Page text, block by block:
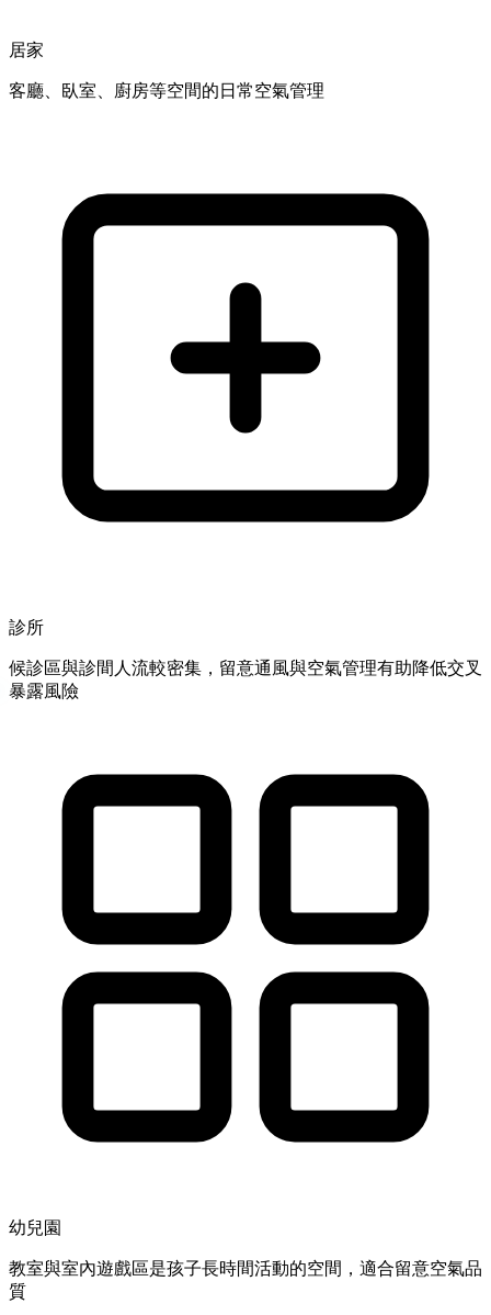
居家
客廳、臥室、廚房等空間的日常空氣管理
診所
候診區與診間人流較密集，留意通風與空氣管理有助降低交叉
暴露風險
幼兒園
教室與室內遊戲區是孩子長時間活動的空間，適合留意空氣品
質